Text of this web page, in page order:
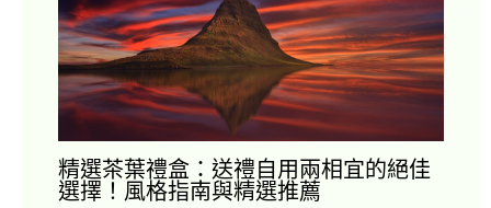
精選茶葉禮盒：送禮自用兩相宜的絕佳
選擇！風格指南與精選推薦